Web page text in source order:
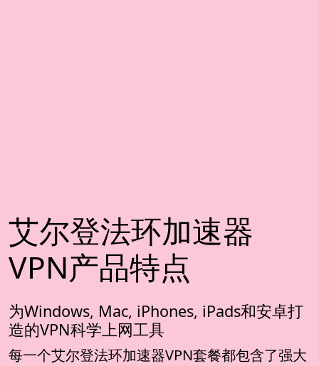
艾尔登法环加速器
VPN产品特点
为Windows, Mac, iPhones, iPads和安卓打
造的VPN科学上网工具
每一个艾尔登法环加速器VPN套餐都包含了强大